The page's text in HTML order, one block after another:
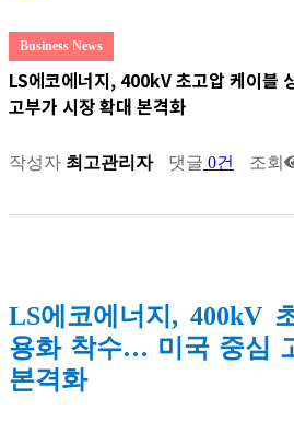
Business News
LS에코에너지, 400kV 초고압 케이블
고부가 시장 확대 본격화
작성자 최고관리자 댓글 0건 조회
LS에코에너지, 400kV
용화 착수… 미국 중심
본격화